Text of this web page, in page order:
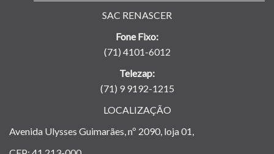
SAC RENASCER
Fone Fixo:
(71) 4101-6012
Telezap:
(71) 9 9192-1215
LOCALIZAÇÃO
Avenida Ulysses Guimarães, nº 2090, loja 01,